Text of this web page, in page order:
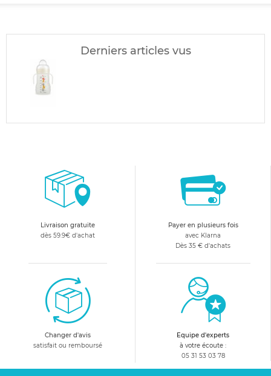
Derniers articles vus
Livraison gratuite
dès 59.9€ d'achat
Payer en plusieurs fois
avec Klarna
Dès 35 € d'achats
Changer d'avis
satisfait ou remboursé
Equipe d'experts
à votre écoute :
05 31 53 03 78